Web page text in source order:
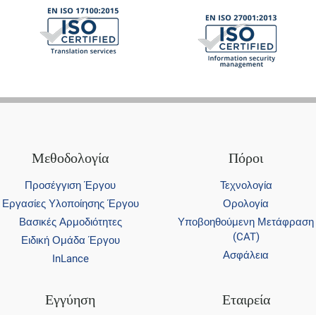
Μεθοδολογία
Προσέγγιση Έργου
Εργασίες Υλοποίησης Έργου
Βασικές Αρμοδιότητες
Ειδική Ομάδα Έργου
InLance
Πόροι
Τεχνολογία
Ορολογία
Υποβοηθούμενη Μετάφραση
(CAT)
Ασφάλεια
Εγγύηση Εταιρεία